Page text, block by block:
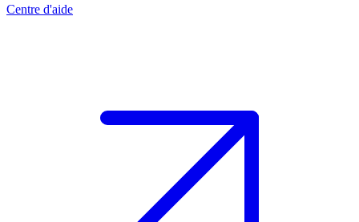
Centre d'aide